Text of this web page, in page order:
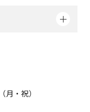
月・祝）